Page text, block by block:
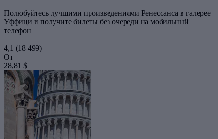
Полюбуйтесь лучшими произведениями Ренессанса в галерее
Уффици и получите билеты без очереди на мобильный
телефон
4,1 (18 499)
От
28,81 $